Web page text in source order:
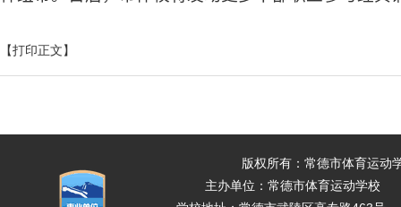
【打印正文】
版权所有：常德市体育运
主办单位：常德市体育运动学校